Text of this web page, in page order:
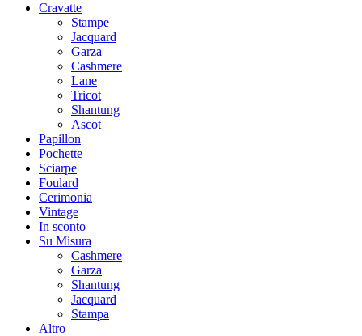
Cravatte
Stampe
Jacquard
Garza
Cashmere
Lane
Tricot
Shantung
Ascot
Papillon
Pochette
Sciarpe
Foulard
Cerimonia
Vintage
In sconto
Su Misura
Cashmere
Garza
Shantung
Jacquard
Stampa
Altro